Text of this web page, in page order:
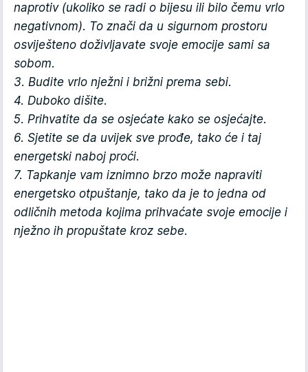
naprotiv (ukoliko se radi o bijesu ili bilo čemu vrlo
negativnom). To znači da u sigurnom prostoru
osviješteno doživljavate svoje emocije sami sa
sobom.
3. Budite vrlo nježni i brižni prema sebi.
4. Duboko dišite.
5. Prihvatite da se osjećate kako se osjećajte.
6. Sjetite se da uvijek sve prođe, tako će i taj
energetski naboj proći.
7. Tapkanje vam iznimno brzo može napraviti
energetsko otpuštanje, tako da je to jedna od
odličnih metoda kojima prihvaćate svoje emocije i
nježno ih propuštate kroz sebe.